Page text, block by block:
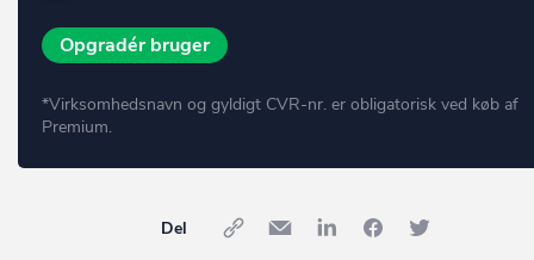
Opgradér bruger
*Virksomhedsnavn og gyldigt CVR-nr. er obligatorisk ved køb af
Premium.
Del